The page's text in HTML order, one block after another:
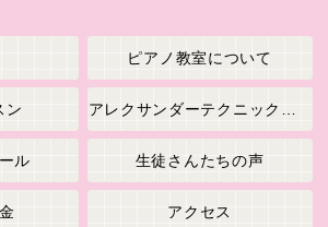
ピアノ教室について
ン
ル 生徒さんたちの声
アクセス